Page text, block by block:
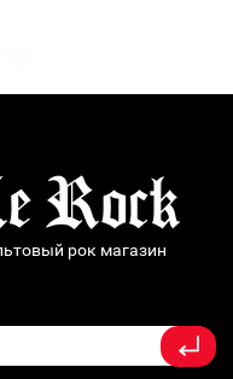
рок магазин